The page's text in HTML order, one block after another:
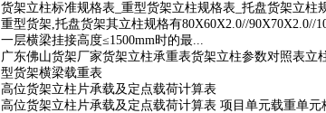
货架立柱标准规格表_重型货架立柱规格表_托盘货架立柱
重型货架,托盘货架其立柱规格有80X60X2.0//90X70X2.0//
一层横梁挂接高度≤1500mm时的最...
广东佛山货架厂家货架立柱承重表货架立柱参数对照表
型货架横梁载重表
高位货架立柱片承载及定点载荷计算表
高位货架立柱片承载及定点载荷计算表 项目单元载重单